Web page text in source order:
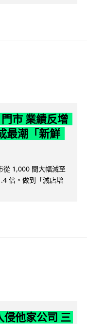
市 業績反增
最潮「新鮮
從 1,000 間大幅減至
倍。做到「減店增
他家公司 三